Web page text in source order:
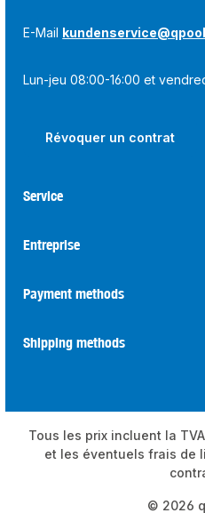
E-Mail
Lun-jeu 08:00-16:00 et
Révoquer un contrat
Service
Entreprise
Payment methods
Shipping methods
© 2026
Tous les prix incluent la
et les éventuels frais de